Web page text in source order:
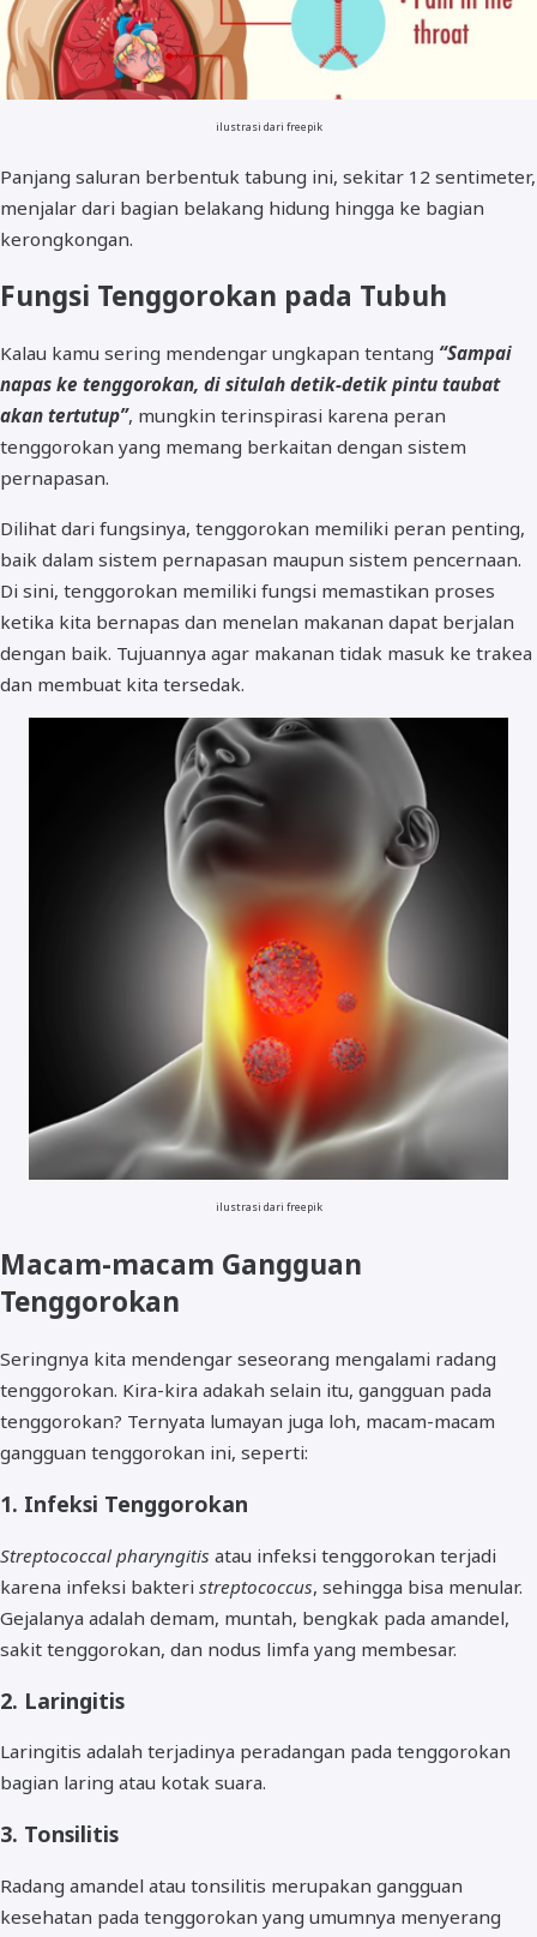
ilustrasi dari freepik
Panjang saluran berbentuk tabung ini, sekitar 12 sentimeter,
menjalar dari bagian belakang hidung hingga ke bagian
kerongkongan.
Fungsi Tenggorokan pada Tubuh
Kalau kamu sering mendengar ungkapan tentang “Sampai
napas ke tenggorokan, di situlah detik-detik pintu taubat
akan tertutup”, mungkin terinspirasi karena peran
tenggorokan yang memang berkaitan dengan sistem
pernapasan.
Dilihat dari fungsinya, tenggorokan memiliki peran penting,
baik dalam sistem pernapasan maupun sistem pencernaan.
Di sini, tenggorokan memiliki fungsi memastikan proses
ketika kita bernapas dan menelan makanan dapat berjalan
dengan baik. Tujuannya agar makanan tidak masuk ke trakea
dan membuat kita tersedak.
ilustrasi dari freepik
Macam-macam Gangguan
Tenggorokan
Seringnya kita mendengar seseorang mengalami radang
tenggorokan. Kira-kira adakah selain itu, gangguan pada
tenggorokan? Ternyata lumayan juga loh, macam-macam
gangguan tenggorokan ini, seperti:
1. Infeksi Tenggorokan
Streptococcal pharyngitis atau infeksi tenggorokan terjadi
karena infeksi bakteri streptococcus, sehingga bisa menular.
Gejalanya adalah demam, muntah, bengkak pada amandel,
sakit tenggorokan, dan nodus limfa yang membesar.
2. Laringitis
Laringitis adalah terjadinya peradangan pada tenggorokan
bagian laring atau kotak suara.
3. Tonsilitis
Radang amandel atau tonsilitis merupakan gangguan
kesehatan pada tenggorokan yang umumnya menyerang